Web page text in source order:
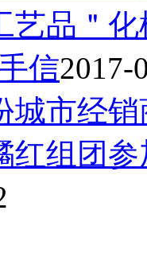
艺品＂
信2017-
城市经
红组团